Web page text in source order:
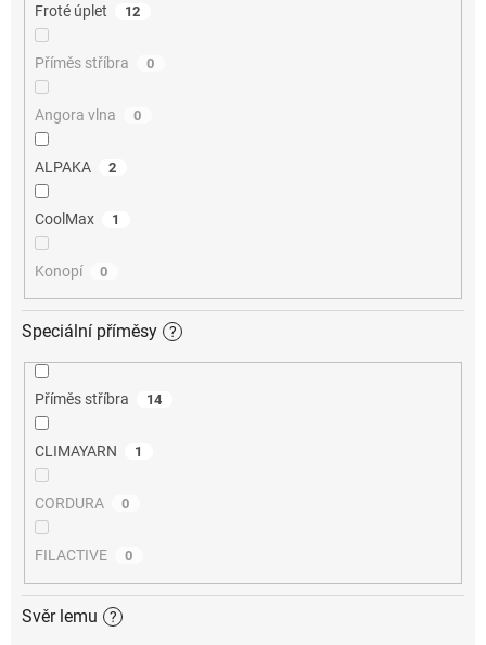
Froté úplet 12
Příměs stříbra 0
Angora vlna 0
ALPAKA 2
CoolMax 1
Konopí 0
Speciální příměsy ?
Příměs stříbra 14
CLIMAYARN 1
CORDURA 0
FILACTIVE 0
Svěr lemu ?